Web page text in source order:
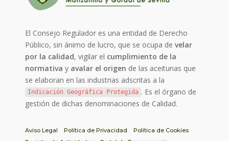
El Consejo Regulador es una entidad de Derecho
Público, sin ánimo de lucro, que se ocupa develar
por la calidad, vigilar el cumplimiento de la
normativa y avalar el origen de las aceitunas que
se elaboran en las industrias adscritas a la
Indicación Geográfica Protegida . Es el órgano de
gestión de dichas denominaciones de Calidad.
Aviso Legal Política de Privacidad
Política de Cookies